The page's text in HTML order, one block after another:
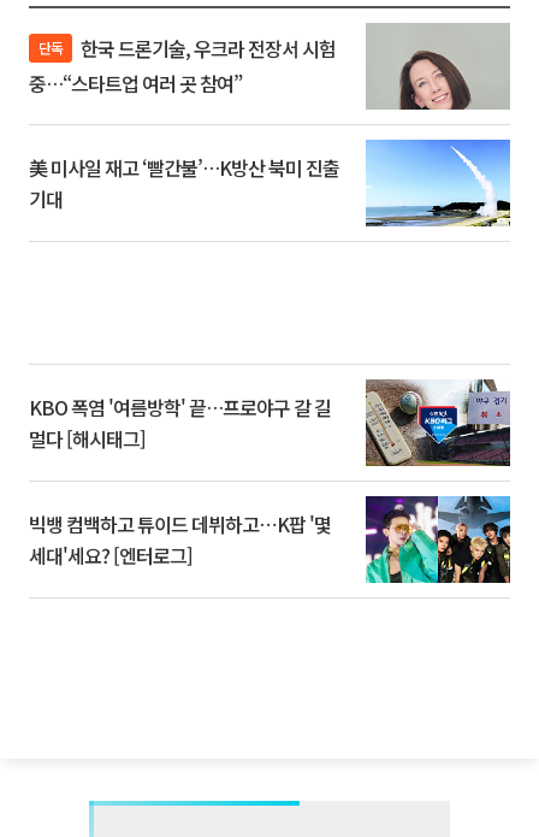
단독
중…“스타트업 여러 곳 참여”
美 미사일 재고 ‘빨간불’…K방산 북미 진출
기대
KBO 폭염 '여름방학' 끝…프로야구 갈 길
멀다 [해시태그]
빅뱅 컴백하고 튜이드 데뷔하고⋯K팝 '몇
세대'세요? [엔터로그]